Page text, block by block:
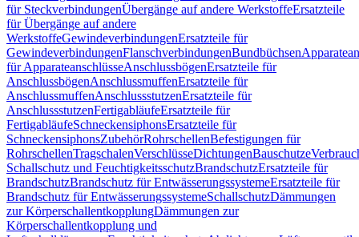
für SteckverbindungenÜbergänge auf andere WerkstoffeErsatzteile
für Übergänge auf andere
WerkstoffeGewindeverbindungenErsatzteile für
GewindeverbindungenFlanschverbindungenBundbüchsen
für ApparateanschlüsseAnschlussbögenErsatzteile für
AnschlussbögenAnschlussmuffenErsatzteile für
AnschlussmuffenAnschlussstutzenErsatzteile für
AnschlussstutzenFertigabläufeErsatzteile für
FertigabläufeSchneckensiphonsErsatzteile für
SchneckensiphonsZubehörRohrschellenBefestigungen für
RohrschellenTragschalenVerschlüsseDichtungenBauschutze
Schallschutz und FeuchtigkeitsschutzBrandschutzErsatzteile für
BrandschutzBrandschutz für EntwässerungssystemeErsatzteile für
Brandschutz für EntwässerungssystemeSchallschutzDämmungen
zur KörperschallentkopplungDämmungen zur
Körperschallentkopplung und